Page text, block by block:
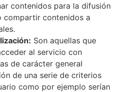
contenidos para la difusión
compartir contenidos a
Son aquellas que
al servicio con
de carácter general
de una serie de criterios
como por ejemplo serían